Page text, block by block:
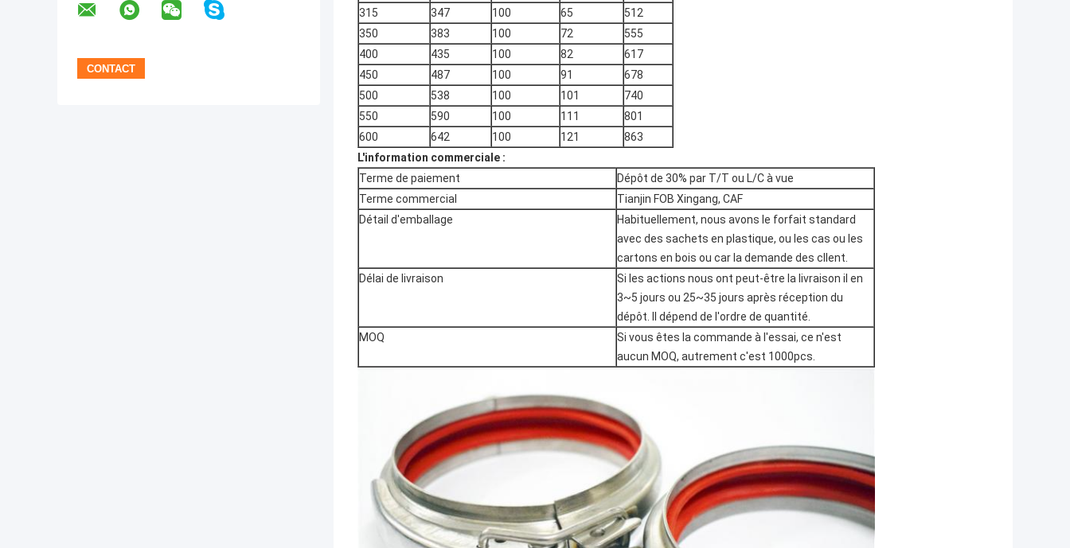
315
347 100 65
512
350
383 100 72
555
400
435 100 82
617
450
487 100 91
678
500
538 100 101
740
550
590 100 111
801
600
642 100 121
863
L'information commerciale :
Terme de paiement
Dépôt de 30% par T/T ou L/C à vue
Terme commercial
Tianjin FOB Xingang, CAF
Détail d'emballage
Habituellement, nous avons le forfait standard
avec des sachets en plastique, ou les cas ou les
cartons en bois ou car la demande des cllent.
Délai de livraison
Si les actions nous ont peut-être la livraison il en
3~5 jours ou 25~35 jours après réception du
dépôt. Il dépend de l'ordre de quantité.
MOQ
Si vous êtes la commande à l'essai, ce n'est
aucun MOQ, autrement c'est 1000pcs.